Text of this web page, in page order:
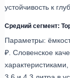
устойчивость к
Средний сегмент:
Параметры:
₽. Словенское